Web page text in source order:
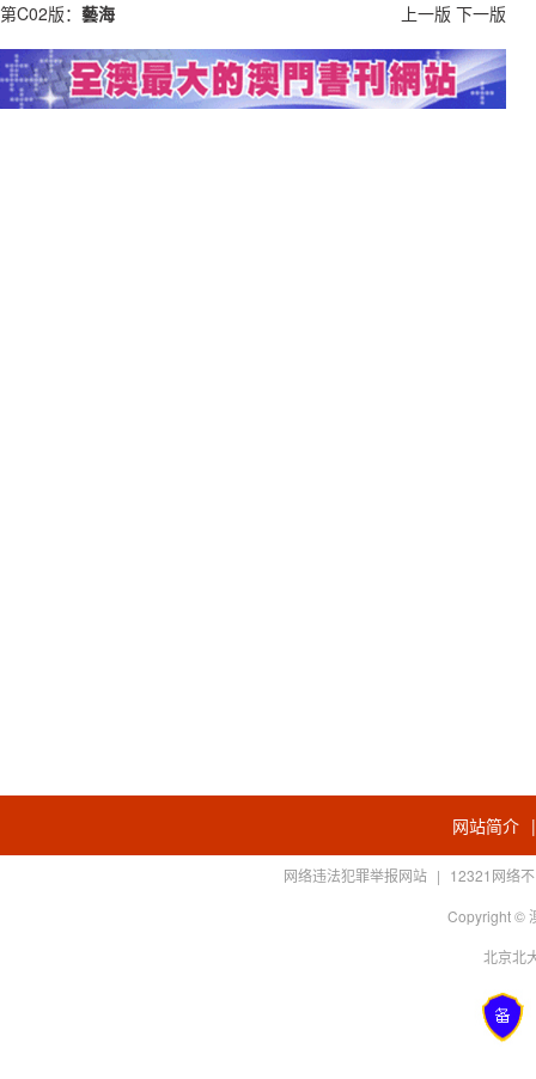
第C02版： 藝海 上一版 下一版
网站简介
网络违法犯罪举报网站 | 12321网络
Copyright ©
北京北